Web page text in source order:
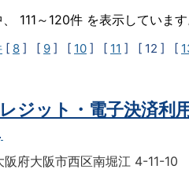
111～120件 を表示しています
[ 8 ] [ 9 ] [ 10 ] [ 11 ] [ 12 ] [
レジット・電子決済
阪府大阪市西区南堀江 4-11-10